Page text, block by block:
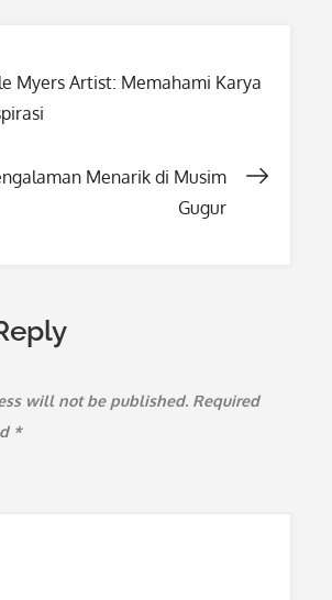
Myers Artist: Memahami Karya
Menarik di Musim
Gugur
will not be published. Required
*